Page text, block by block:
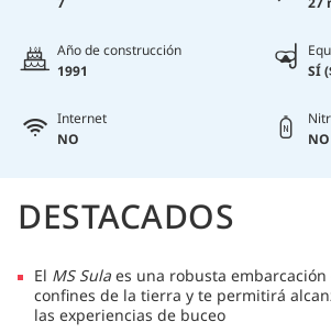
Año de construcción
1991
SÍ
Internet
NO
NO
DESTACADOS
El MS Sula es una robusta
confines de la tierra y te permitirá
las experiencias de buceo